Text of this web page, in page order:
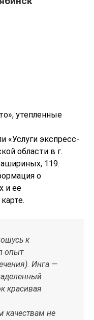
утепленные
«Услуги экспресс-
области в г.
119.
о
и ее
к
опыт
Инга —
красивая
качествам не